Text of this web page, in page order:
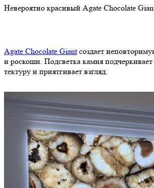
Невероятно красивый Agate Chocolate
Agate Chocolate Giantсоздает
и роскоши. Подсветка камня
тектуру и приятгивает взгляд.